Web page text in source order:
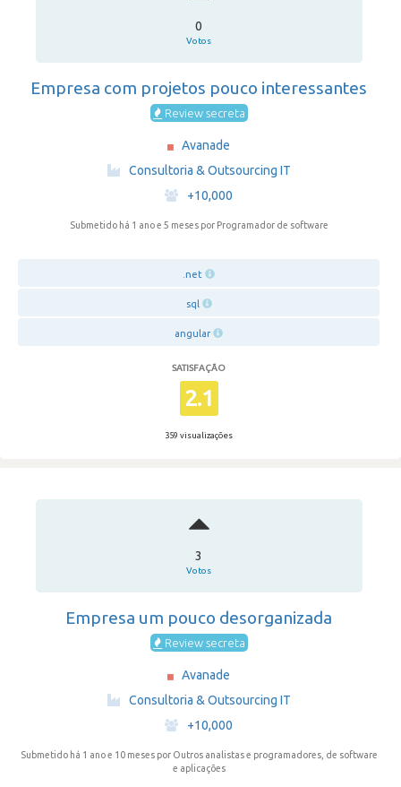
0
Votos
Empresa com projetos pouco interessantes
Review secreta
Avanade
·
Consultoria & Outsourcing IT
·
+10,000
Submetido há 1 ano e 5 meses por Programador de software
.net
sql
angular
SATISFAÇÃO
2.1
359 visualizações
3
Votos
Empresa um pouco desorganizada
Review secreta
Avanade
·
Consultoria & Outsourcing IT
·
+10,000
Submetido há 1 ano e 10 meses por Outros analistas e programadores, de software
e aplicações